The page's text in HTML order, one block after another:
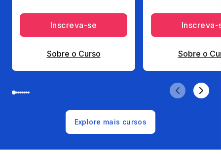
Inscreva-se
Sobre o Curso
Inscreva-
Sobre o
Explore mais cursos